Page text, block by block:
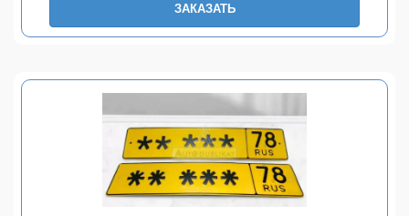
ЗАКАЗАТЬ